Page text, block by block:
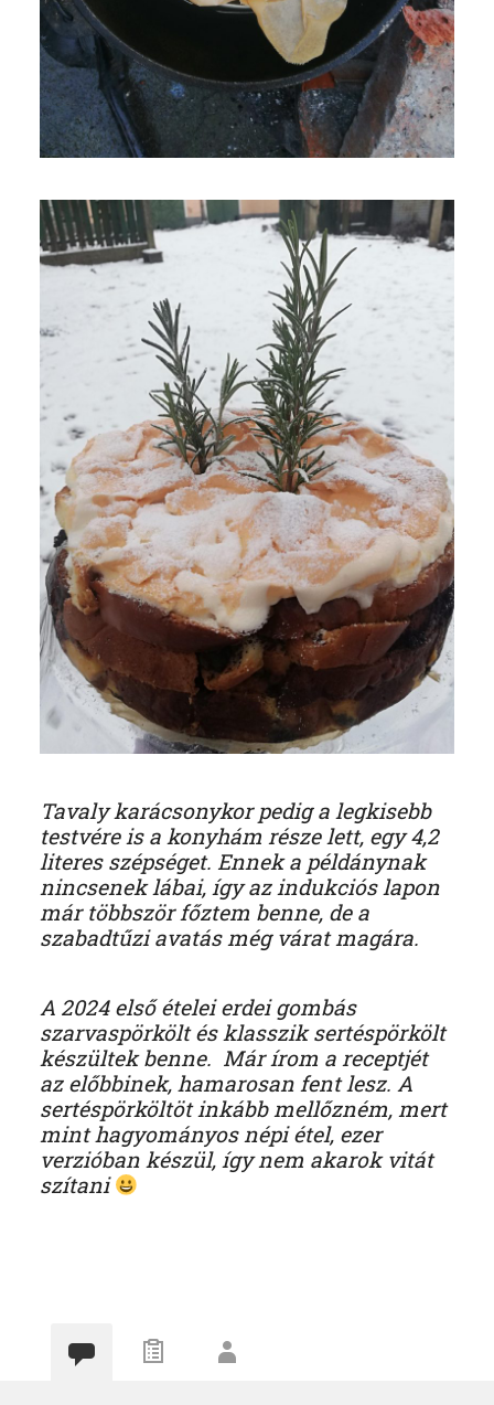
Tavaly karácsonykor pedig a legkisebb
testvére is a konyhám része lett, egy 4,2
literes szépséget. Ennek a példánynak
nincsenek lábai, így az indukciós lapon
már többször főztem benne, de a
szabadtűzi avatás még várat magára.
A 2024 első ételei erdei gombás
szarvaspörkölt és klasszik sertéspörkölt
készültek benne. Már írom a receptjét
az előbbinek, hamarosan fent lesz. A
sertéspörköltöt inkább mellőzném, mert
mint hagyományos népi étel, ezer
verzióban készül, így nem akarok vitát
szítani